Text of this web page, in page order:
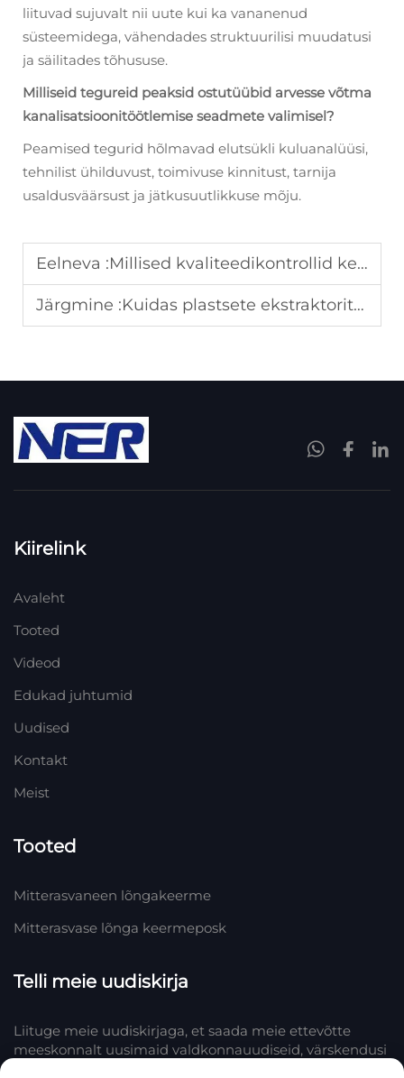
liituvad sujuvalt nii uute kui ka vananenud
süsteemidega, vähendades struktuurilisi muudatusi
ja säilitades tõhususe.
Milliseid tegureid peaksid ostutüübid arvesse võtma
kanalisatsioonitöötlemise seadmete valimisel?
Peamised tegurid hõlmavad elutsükli kuluanalüüsi,
tehnilist ühilduvust, toimivuse kinnitust, tarnija
usaldusväärsust ja jätkusuutlikkuse mõju.
Eelneva :Millised kvaliteedikontrollid kehtivad mittemetallsete setteekstraktorite puhul enne saatmist?
Järgmine :Kuidas plastsete ekstraktorite korrosioonikindlus toimib reoveepuhastusjaamades?
Kiirelink
Avaleht
Tooted
Videod
Edukad juhtumid
Uudised
Kontakt
Meist
Tooted
Mitterasvaneen lõngakeerme
Mitterasvase lõnga keermeposk
Telli meie uudiskirja
Liituge meie uudiskirjaga, et saada meie ettevõtte
meeskonnalt uusimaid valdkonnauudiseid, värskendusi